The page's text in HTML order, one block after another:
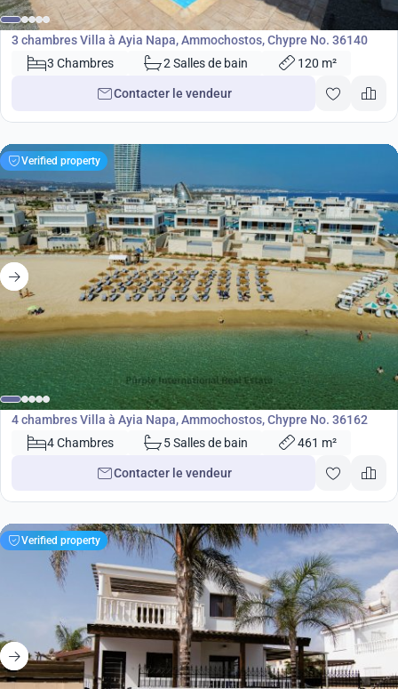
Villa
3 chambres Villa à Ayia Napa, Ammochostos, Chypre No. 36140
3 Chambres
2 Salles de bain 120 m²
Contacter le vendeur
Verified property
€ 7 072 500
Villa
4 chambres Villa à Ayia Napa, Ammochostos, Chypre No. 36162
4 Chambres
5 Salles de bain 461 m²
Contacter le vendeur
Verified property